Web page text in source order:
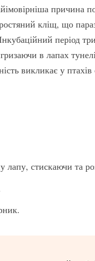
причина
кліщ, що
період
в лапах
викликає у
лапу, стискаючи та